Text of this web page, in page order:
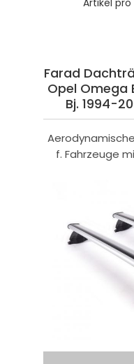
Artikel pro
Farad
Opel Omega
Bj. 1994-
f. Fahrzeuge